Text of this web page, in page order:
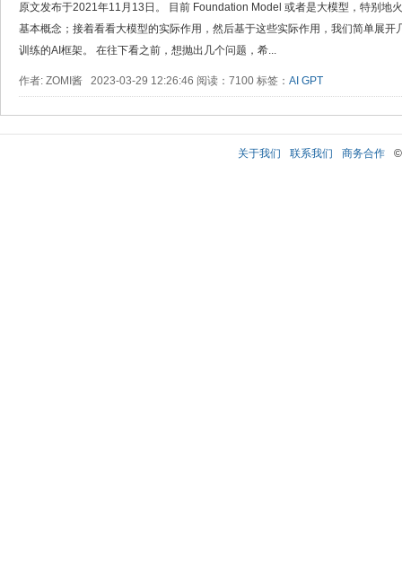
原文发布于2021年11月13日。 目前 Foundation Model 或者是大模型，特别地
基本概念；接着看看大模型的实际作用，然后基于这些实际作用，我们简单展
训练的AI框架。 在往下看之前，想抛出几个问题，希...
作者: ZOMI酱 2023-03-29 12:26:46 阅读：7100 标签： AI GPT
关于我们 联系我们 商务合作